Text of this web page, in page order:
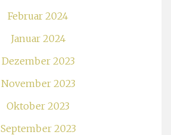
Februar 2024
Januar 2024
Dezember 2023
November 2023
Oktober 2023
September 2023